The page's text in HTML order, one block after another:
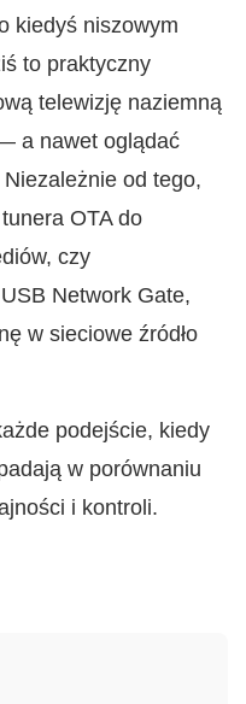
kiedyś niszowym
to praktyczny
telewizję naziemną
a nawet oglądać
Niezależnie od tego,
OTA do
czy
Network Gate,
w sieciowe źródło
podejście, kiedy
w porównaniu
i kontroli.